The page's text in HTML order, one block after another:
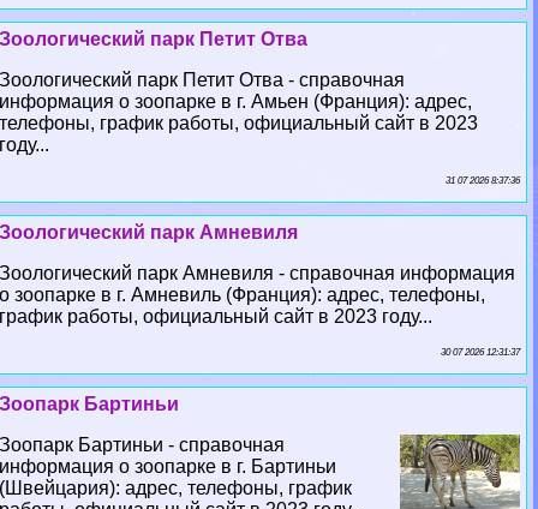
Зоологический парк Петит Отва
Зоологический парк Петит Отва - справочная
информация о зоопарке в г. Амьен (Франция): адрес,
телефоны, график работы, официальный сайт в 2023
году...
31 07 2026 8:37:36
Зоологический парк Амневиля
Зоологический парк Амневиля - справочная информация
о зоопарке в г. Амневиль (Франция): адрес, телефоны,
график работы, официальный сайт в 2023 году...
30 07 2026 12:31:37
Зоопарк Бартиньи
Зоопарк Бартиньи - справочная
информация о зоопарке в г. Бартиньи
(Швейцария): адрес, телефоны, график